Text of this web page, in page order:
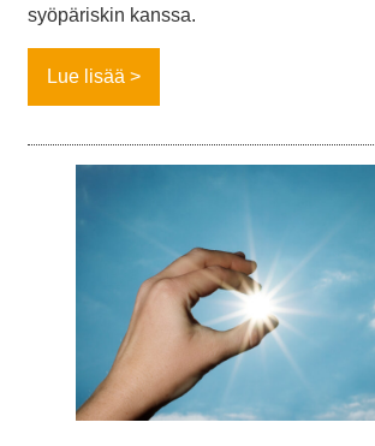
syöpäriskin kanssa.
Lue lisää